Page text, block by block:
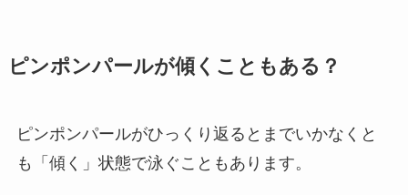
ピンポンパールが傾くこともある？
ピンポンパールがひっくり返るとまでいかなくと
も「傾く」状態で泳ぐこともあります。